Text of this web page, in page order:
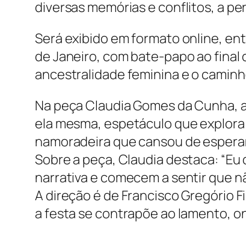
diversas memórias e conflitos, a
Será exibido em formato online,
de Janeiro, com bate-papo ao
ancestralidade feminina e o
Na peça Claudia Gomes da
ela mesma, espetáculo que
namoradeira que cansou de
Sobre a peça, Claudia destaca:
narrativa e comecem a sentir que
A direção é de Francisco Gregório
a festa se contrapõe ao lamento,